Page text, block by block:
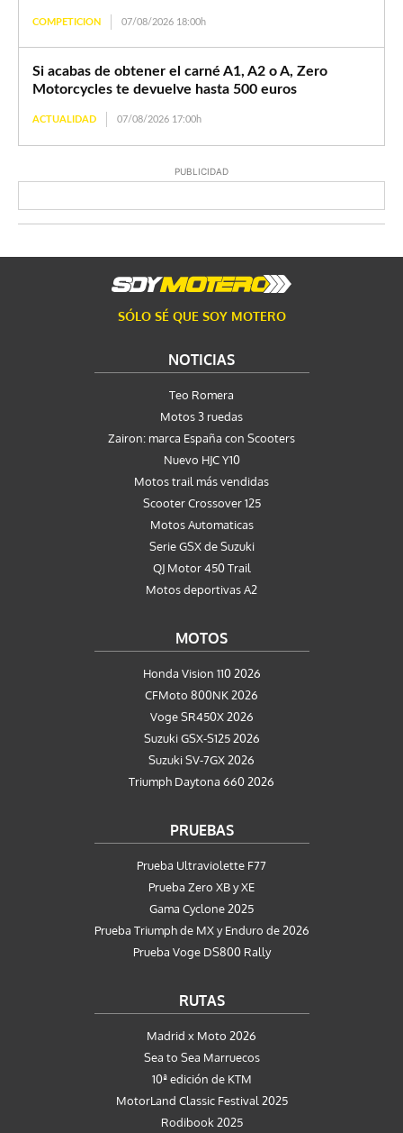
COMPETICION 07/08/2026 18:00h
Si acabas de obtener el carné A1, A2 o A, Zero
Motorcycles te devuelve hasta 500 euros
ACTUALIDAD 07/08/2026 17:00h
PUBLICIDAD
SÓLO SÉ QUE SOY MOTERO
NOTICIAS
Teo Romera
Motos 3 ruedas
Zairon: marca España con Scooters
Nuevo HJC Y10
Motos trail más vendidas
Scooter Crossover 125
Motos Automaticas
Serie GSX de Suzuki
QJ Motor 450 Trail
Motos deportivas A2
MOTOS
Honda Vision 110 2026
CFMoto 800NK 2026
Voge SR450X 2026
Suzuki GSX-S125 2026
Suzuki SV-7GX 2026
Triumph Daytona 660 2026
PRUEBAS
Prueba Ultraviolette F77
Prueba Zero XB y XE
Gama Cyclone 2025
Prueba Triumph de MX y Enduro de 2026
Prueba Voge DS800 Rally
RUTAS
Madrid x Moto 2026
Sea to Sea Marruecos
10ª edición de KTM
MotorLand Classic Festival 2025
Rodibook 2025